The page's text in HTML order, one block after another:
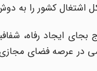
اشتغال کشور را به
ایجاد رفاه،
در عرصه فضای